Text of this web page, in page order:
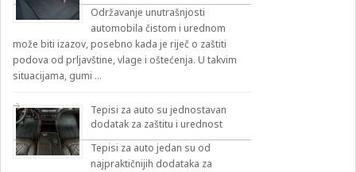
Održavanje unutrašnjosti
automobila čistom i urednom
može biti izazov, posebno kada je riječ o zaštiti
podova od prljavštine, vlage i oštećenja. U takvim
situacijama, gumi …
Tepisi za auto su jednostavan
dodatak za zaštitu i urednost
Tepisi za auto jedan su od
najpraktičnijih dodataka za